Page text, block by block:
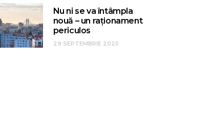
Nu ni se va întâmpla
nouă – un raționament
periculos
29 SEPTEMBRIE 2025